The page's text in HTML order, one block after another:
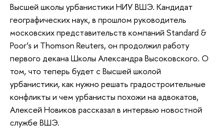
Высшей школы урбанистики НИУ ВШЭ. Кандидат
географических наук, в прошлом руководитель
московских представительств компаний Standard &
Poor’s и Thomson Reuters, он продолжил работу
первого декана Школы Александра Высоковского. О
том, что теперь будет с Высшей школой
урбанистики, как нужно решать градостроительные
конфликты и чем урбанисты похожи на адвокатов,
Алексей Новиков рассказал в интервью новостной
службе ВШЭ.